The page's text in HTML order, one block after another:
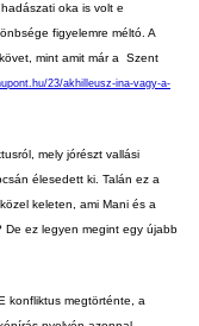
oka is volt e
figyelemre méltó. A
mint amit már a Szent
23/akhilleusz-ina-vagy-a-
mely jórészt vallási
élesedett ki. Talán ez a
keleten, ami Mani és a
De ez legyen megint egy újabb
konfliktus megtörténte, a